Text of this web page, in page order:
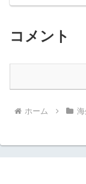
コメント
ホーム